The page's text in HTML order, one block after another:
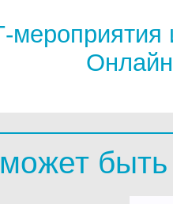
Онлайн
быть